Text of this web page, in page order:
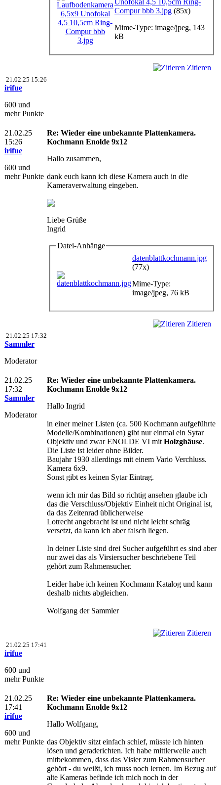
Compur bbb 3.jpg (85x)
Mime-Type: image/jpeg, 143
kB
Zitieren
21.02.25 15:26
irifue
600 und
mehr Punkte
21.02.25
15:26
irifue
600 und
mehr Punkte
Re: Wieder eine unbekannte Plattenkamera.
Kochmann Enolde 9x12
Hallo zusammen,
dank euch kann ich diese Kamera auch in die
Kameraverwaltung eingeben.
Liebe Grüße
Ingrid
Datei-Anhänge
datenblattkochmann.jpg
(77x)
Mime-Type:
image/jpeg, 76 kB
Zitieren
21.02.25 17:32
Sammler
Moderator
21.02.25
17:32
Sammler
Moderator
Re: Wieder eine unbekannte Plattenkamera.
Kochmann Enolde 9x12
Hallo Ingrid
in einer meiner Listen (ca. 500 Kochmann aufgeführte
Modelle/Kombinationen) gibt nur einmal ein Sytar
Objektiv und zwar ENOLDE VI mit Holzghäuse.
Die Liste ist leider ohne Bilder.
Baujahr 1930 allerdings mit einem Vario Verchluss.
Kamera 6x9.
Sonst gibt es keinen Sytar Eintrag.
wenn ich mir das Bild so richtig ansehen glaube ich
das die Verschluss/Objektiv Einheit nicht Original ist,
da das Zeitenrad üblicherweise
Lotrecht angebracht ist und nicht leicht schräg
versetzt, da kann ich aber falsch liegen.
In deiner Liste sind drei Sucher aufgeführt es sind aber
nur zwei das als Virsiersucher beschriebene Teil
gehört zum Rahmensucher.
Leider habe ich keinen Kochmann Katalog und kann
deshalb nichts abgleichen.
Wolfgang der Sammler
Zitieren
21.02.25 17:41
irifue
600 und
mehr Punkte
21.02.25
17:41
irifue
600 und
mehr Punkte
Re: Wieder eine unbekannte Plattenkamera.
Kochmann Enolde 9x12
Hallo Wolfgang,
das Objektiv sitzt einfach schief, müsste ich hinten
lösen und geraderichten. Ich habe mittlerweile auch
mitbekommen, dass das Visier zum Rahmensucher
gehört - du weißt, ich muss noch lernen. Im Bezug auf
alte Kameras befinde ich mich noch in der